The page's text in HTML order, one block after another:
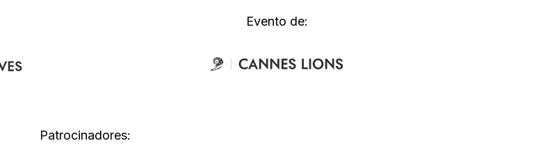
Evento de:
Patrocinadores: